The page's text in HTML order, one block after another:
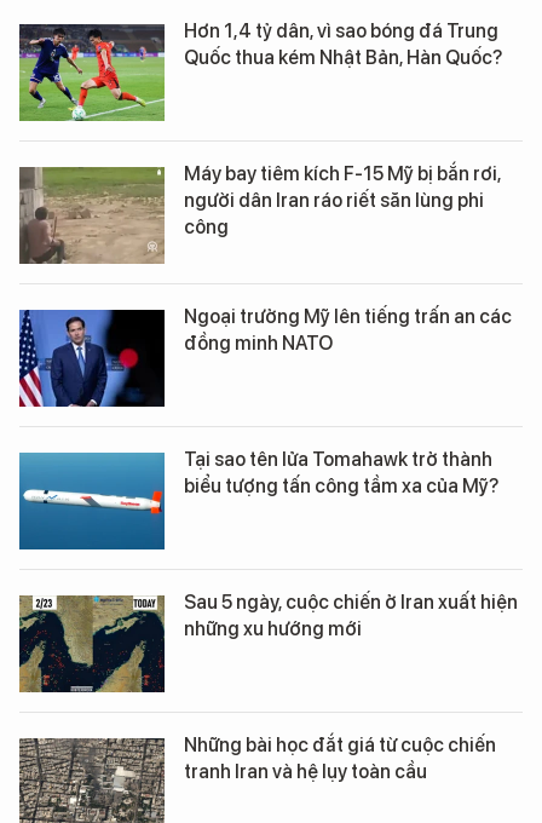
Hơn 1,4 tỷ dân, vì sao bóng đá Trung
Quốc thua kém Nhật Bản, Hàn Quốc?
Máy bay tiêm kích F-15 Mỹ bị bắn rơi,
người dân Iran ráo riết săn lùng phi
công
Ngoại trưởng Mỹ lên tiếng trấn an các
đồng minh NATO
Tại sao tên lửa Tomahawk trở thành
biểu tượng tấn công tầm xa của Mỹ?
Sau 5 ngày, cuộc chiến ở Iran xuất hiện
những xu hướng mới
Những bài học đắt giá từ cuộc chiến
tranh Iran và hệ lụy toàn cầu